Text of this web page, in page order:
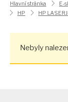
Hlavní stránka E-
HP
HP
Nebyly